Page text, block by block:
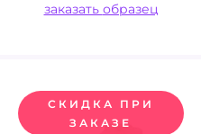
заказать образец
СКИДКА ПРИ
ЗАКАЗЕ